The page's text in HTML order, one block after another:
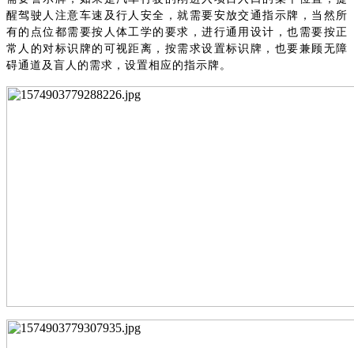
醒驾驶人注意车速及行人安全，就需要安放交通指示牌，当然所
有的点位都需要按人体工学的要求，进行通用设计，也需要按正
常人的对标识牌的可视距离，按需求设置标识牌，也要兼顾无障
碍通道及盲人的需求，设置相应的指示牌。